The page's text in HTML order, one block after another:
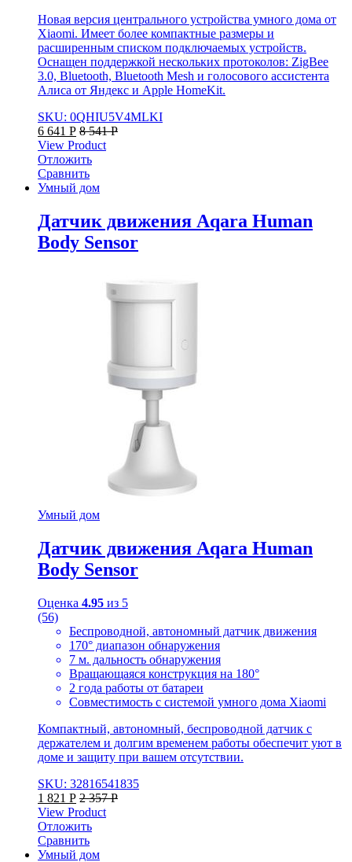
Новая версия центрального устройства умного дома от
Xiaomi. Имеет более компактные размеры и
расширенным списком подключаемых устройств.
Оснащен поддержкой нескольких протоколов: ZigBee
3.0, Bluetooth, Bluetooth Mesh и голосового ассистента
Алиса от Яндекс и Apple HomeKit.
SKU: 0QHIU5V4MLKI
6 641 Р 8 541Р
View Product
Отложить
Сравнить
Умный дом
Датчик движения Aqara Human
Body Sensor
Умный дом
Датчик движения Aqara Human
Body Sensor
Оценка 4.95 из 5
(56)
Беспроводной, автономный датчик движения
170° диапазон обнаружения
7 м. дальность обнаружения
Вращающаяся конструкция на 180°
2 года работы от батареи
Совместимость с системой умного дома Xiaomi
Компактный, автономный, беспроводной датчик с
держателем и долгим временем работы обеспечит уют в
доме и защиту при вашем отсутствии.
SKU: 32816541835
1 821 Р 2 357Р
View Product
Отложить
Сравнить
Умный дом